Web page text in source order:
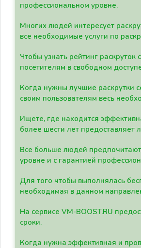
профессиональном уровне.
Многих людей интересует
все необходимые услуги по
Чтобы узнать рейтинг
посетителям в свободном
Когда нужны лучшие раскрутки
своим пользователям весь
Ищете, где находится
более шести лет предоставляет
Все больше людей предпочитают
уровне и с гарантией
Для того чтобы выполнялась
необходимая в данном
На сервисе VM-BOOST.RU
сроки.
Когда нужна эффективная и